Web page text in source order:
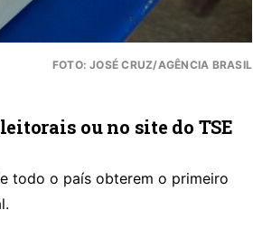
FOTO: JOSÉ CRUZ/AGÊNCIA BRASIL
ou no site do TSE
todo o país obterem o primeiro